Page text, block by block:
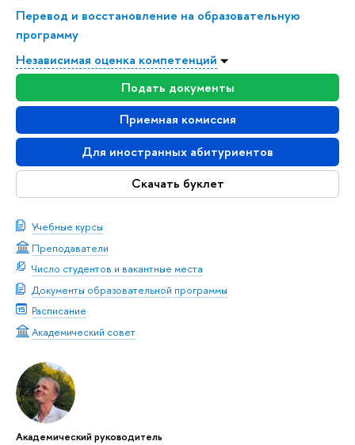
Перевод и восстановление на образовательную
программу
Независимая оценка компетенций
Подать документы
Приемная комиссия
Для иностранных абитуриентов
Скачать буклет
Учебные курсы
Преподаватели
Число студентов и вакантные места
Документы образовательной программы
Расписание
Академический совет
Академический руководитель